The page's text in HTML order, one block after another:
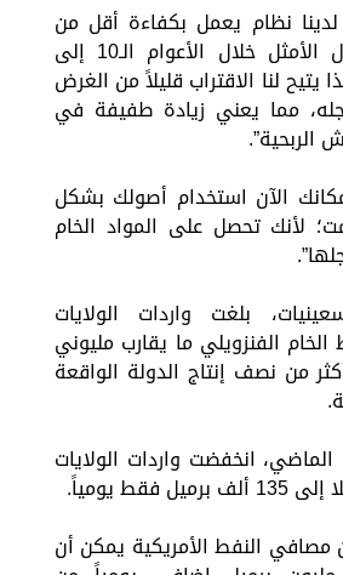
لدينا نظام يعمل بكفاءة أقل من
مستوى الاستغلال الأمثل خلال الأعوام الـ10 إلى
وهذا يتيح لنا الاقتراب قليلاً من الغرض
مما يعني زيادة طفيفة في
الربحية”.
الآن استخدام أصولك بشكل
لأنك تحصل على المواد الخام
بلغت واردات الولايات
الفنزويلي ما يقارب مليوني
من نصف إنتاج الدولة الواقعة
انخفضت واردات الولايات
يومياً.
النفط الأمريكية يمكن أن